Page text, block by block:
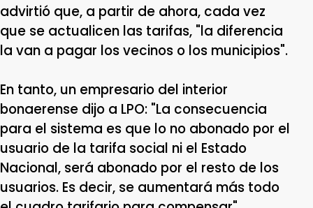
advirtió que, a partir de ahora, cada vez
que se actualicen las tarifas, "la diferencia
la van a pagar los vecinos o los municipios".
En tanto, un empresario del interior
bonaerense dijo a LPO: "La consecuencia
para el sistema es que lo no abonado por el
usuario de la tarifa social ni el Estado
Nacional, será abonado por el resto de los
usuarios. Es decir, se aumentará más todo